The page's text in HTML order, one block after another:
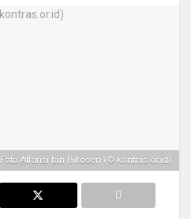
Foto Alfarisi bin Rikosen (© kontras.or.id)